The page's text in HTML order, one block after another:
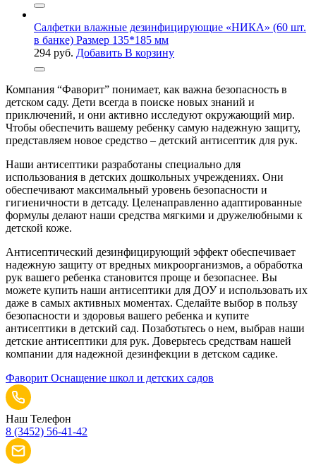
Салфетки влажные дезинфицирующие «НИКА» (60 шт.
в банке) Размер 135*185 мм
294 руб. Добавить В корзину
Компания “Фаворит” понимает, как важна безопасность в
детском саду. Дети всегда в поиске новых знаний и
приключений, и они активно исследуют окружающий мир.
Чтобы обеспечить вашему ребенку самую надежную защиту,
представляем новое средство – детский антисептик для рук.
Наши антисептики разработаны специально для
использования в детских дошкольных учреждениях. Они
обеспечивают максимальный уровень безопасности и
гигиеничности в детсаду. Целенаправленно адаптированные
формулы делают наши средства мягкими и дружелюбными к
детской коже.
Антисептический дезинфицирующий эффект обеспечивает
надежную защиту от вредных микроорганизмов, а обработка
рук вашего ребенка становится проще и безопаснее. Вы
можете купить наши антисептики для ДОУ и использовать их
даже в самых активных моментах. Сделайте выбор в пользу
безопасности и здоровья вашего ребенка и купите
антисептики в детский сад. Позаботьтесь о нем, выбрав наши
детские антисептики для рук. Доверьтесь средствам нашей
компании для надежной дезинфекции в детском садике.
Фаворит Оснащение школ и детских садов
Наш Телефон
8 (3452) 56-41-42